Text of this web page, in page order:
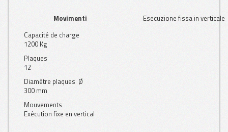
Movimenti
Esecuzione fissa in verticale
Capacité de charge
1200 Kg
Plaques
12
Diamètre plaques Ø
300 mm
Mouvements
Exécution fixe en vertical